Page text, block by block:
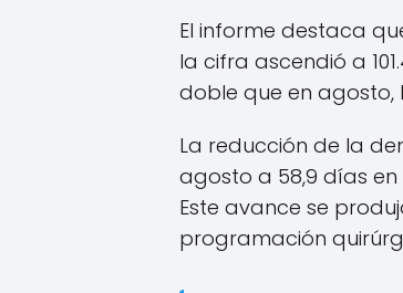
El informe destaca
la cifra ascendió a
doble que en
La reducción de la
agosto a 58,9 días
Este avance se
programación